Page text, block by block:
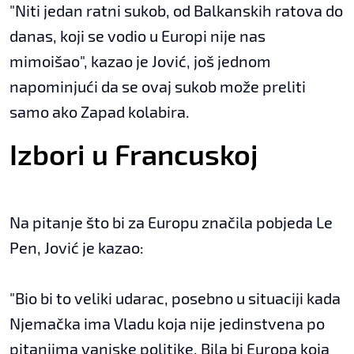
"Niti jedan ratni sukob, od Balkanskih ratova do
danas, koji se vodio u Europi nije nas
mimoišao", kazao je Jović, još jednom
napominjući da se ovaj sukob može preliti
samo ako Zapad kolabira.
Izbori u Francuskoj
Na pitanje što bi za Europu značila pobjeda Le
Pen, Jović je kazao:
"Bio bi to veliki udarac, posebno u situaciji kada
Njemačka ima Vladu koja nije jedinstvena po
pitanjima vanjske politike. Bila bi Europa koja